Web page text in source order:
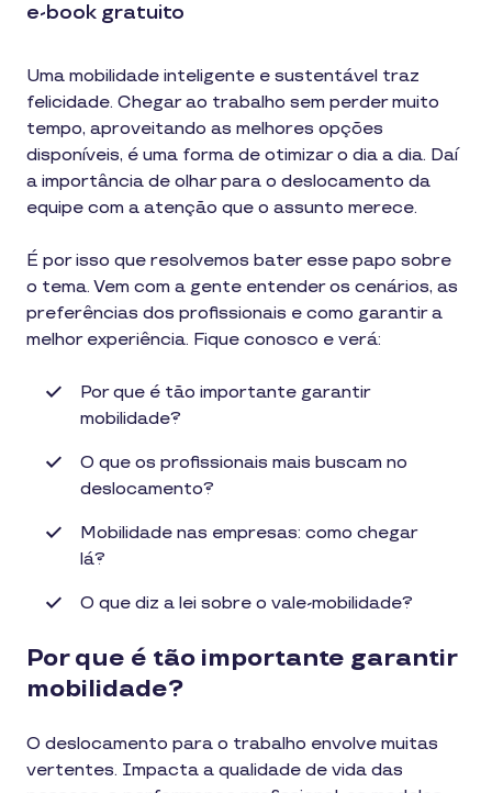
e-book gratuito
Uma mobilidade inteligente e sustentável traz
felicidade. Chegar ao trabalho sem perder muito
tempo, aproveitando as melhores opções
disponíveis, é uma forma de otimizar o dia a dia. Daí
a importância de olhar para o deslocamento da
equipe com a atenção que o assunto merece.
É por isso que resolvemos bater esse papo sobre
o tema. Vem com a gente entender os cenários, as
preferências dos profissionais e como garantir a
melhor experiência. Fique conosco e verá:
Por que é tão importante garantir
mobilidade?
O que os profissionais mais buscam no
deslocamento?
Mobilidade nas empresas: como chegar
lá?
O que diz a lei sobre o vale-mobilidade?
Por que é tão importante garantir
mobilidade?
O deslocamento para o trabalho envolve muitas
vertentes. Impacta a qualidade de vida das